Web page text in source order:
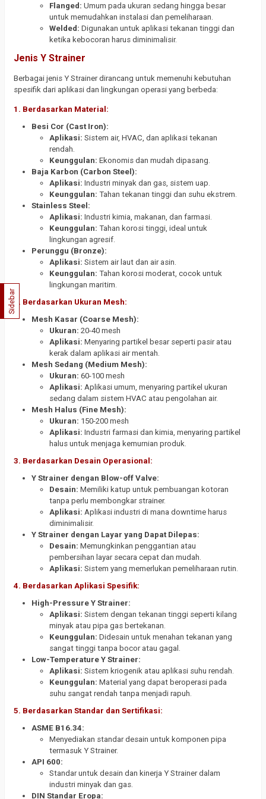
Flanged: Umum pada ukuran sedang hingga besar
untuk memudahkan instalasi dan pemeliharaan.
Welded: Digunakan untuk aplikasi tekanan tinggi dan
ketika kebocoran harus diminimalisir.
Jenis Y Strainer
Berbagai jenis Y Strainer dirancang untuk memenuhi kebutuhan
spesifik dari aplikasi dan lingkungan operasi yang berbeda:
1. Berdasarkan Material:
Besi Cor (Cast Iron):
Aplikasi: Sistem air, HVAC, dan aplikasi tekanan
rendah.
Keunggulan: Ekonomis dan mudah dipasang.
Baja Karbon (Carbon Steel):
Aplikasi: Industri minyak dan gas, sistem uap.
Keunggulan: Tahan tekanan tinggi dan suhu ekstrem.
Stainless Steel:
Aplikasi: Industri kimia, makanan, dan farmasi.
Keunggulan: Tahan korosi tinggi, ideal untuk
lingkungan agresif.
Perunggu (Bronze):
Aplikasi: Sistem air laut dan air asin.
Keunggulan: Tahan korosi moderat, cocok untuk
lingkungan maritim.
2. Berdasarkan Ukuran Mesh:
Mesh Kasar (Coarse Mesh):
Ukuran: 20-40 mesh
Aplikasi: Menyaring partikel besar seperti pasir atau
kerak dalam aplikasi air mentah.
Mesh Sedang (Medium Mesh):
Ukuran: 60-100 mesh
Aplikasi: Aplikasi umum, menyaring partikel ukuran
sedang dalam sistem HVAC atau pengolahan air.
Mesh Halus (Fine Mesh):
Ukuran: 150-200 mesh
Aplikasi: Industri farmasi dan kimia, menyaring partikel
halus untuk menjaga kemurnian produk.
3. Berdasarkan Desain Operasional:
Y Strainer dengan Blow-off Valve:
Desain: Memiliki katup untuk pembuangan kotoran
tanpa perlu membongkar strainer.
Aplikasi: Aplikasi industri di mana downtime harus
diminimalisir.
Y Strainer dengan Layar yang Dapat Dilepas:
Desain: Memungkinkan penggantian atau
pembersihan layar secara cepat dan mudah.
Aplikasi: Sistem yang memerlukan pemeliharaan rutin.
4. Berdasarkan Aplikasi Spesifik:
High-Pressure Y Strainer:
Aplikasi: Sistem dengan tekanan tinggi seperti kilang
minyak atau pipa gas bertekanan.
Keunggulan: Didesain untuk menahan tekanan yang
sangat tinggi tanpa bocor atau gagal.
Low-Temperature Y Strainer:
Aplikasi: Sistem kriogenik atau aplikasi suhu rendah.
Keunggulan: Material yang dapat beroperasi pada
suhu sangat rendah tanpa menjadi rapuh.
5. Berdasarkan Standar dan Sertifikasi:
ASME B16.34:
Menyediakan standar desain untuk komponen pipa
termasuk Y Strainer.
API 600:
Standar untuk desain dan kinerja Y Strainer dalam
industri minyak dan gas.
DIN Standar Eropa:
Sidebar